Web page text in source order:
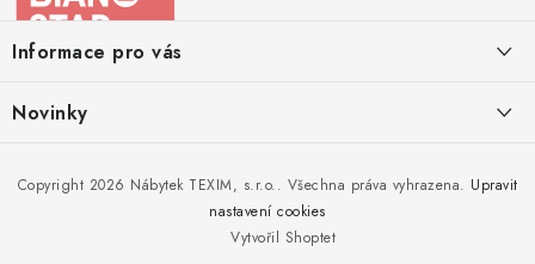
aInformace pro vás
Kontakty
Doprava nábytku k Vám
Novinky
to!
Nakupujte zahradní nábytek i v ziměVytvořil Shoptet
Copyright 2026 Nábytek TEXIM, s.r.o.. Všechna práva vyhrazena. Upravit
nastavení cookies